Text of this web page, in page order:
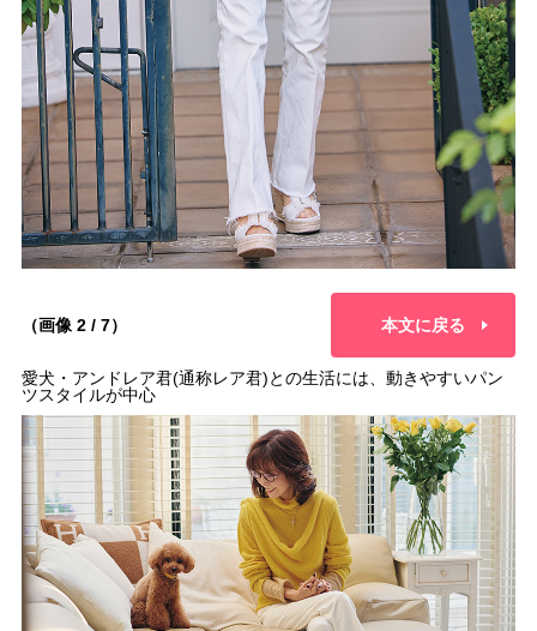
（画像 2 / 7） 本文に戻る
愛犬・アンドレア君(通称レア君)との生活には、動きやすいパン
ツスタイルが中心